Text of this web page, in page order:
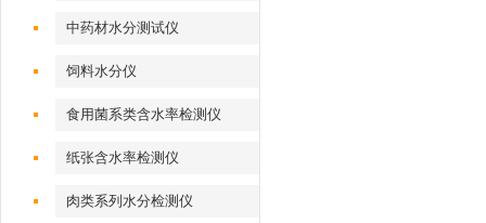
中药材水分测试仪
饲料水分仪
食用菌系类含水率检测仪
纸张含水率检测仪
肉类系列水分检测仪